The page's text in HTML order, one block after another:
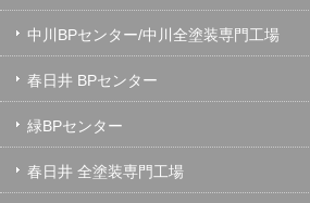
中川BPセンター/中川全塗装専門工場
春日井 BPセンター
緑BPセンター
春日井 全塗装専門工場